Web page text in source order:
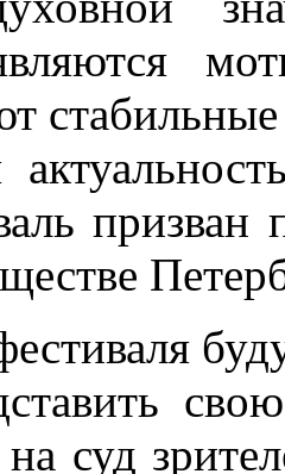
призван
суд